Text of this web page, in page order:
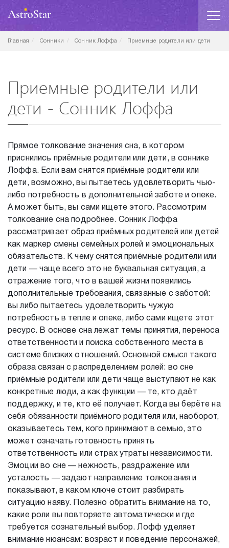
Главная Сонники Сонник Лоффа Приемные родители или дети
Приемные родители или
дети - Сонник Лоффа
Прямое толкование значения сна, в котором
приснились приёмные родители или дети, в соннике
Лоффа. Если вам снятся приёмные родители или
дети, возможно, вы пытаетесь удовлетворить чью-
либо потребность в дополнительной заботе и опеке.
А может быть, вы сами ищете этого. Рассмотрим
толкование сна подробнее. Сонник Лоффа
рассматривает образ приёмных родителей или детей
как маркер смены семейных ролей и эмоциональных
обязательств. К чему снятся приёмные родители или
дети — чаще всего это не буквальная ситуация, а
отражение того, что в вашей жизни появились
дополнительные требования, связанные с заботой:
вы либо пытаетесь удовлетворить чужую
потребность в тепле и опеке, либо сами ищете этот
ресурс. В основе сна лежат темы принятия, переноса
ответственности и поиска собственного места в
системе близких отношений. Основной смысл такого
образа связан с распределением ролей: во сне
приёмные родители или дети чаще выступают не как
конкретные люди, а как функции — те, кто даёт
поддержку, и те, кто её получает. Когда вы берёте на
себя обязанности приёмного родителя или, наоборот,
оказываетесь тем, кого принимают в семью, это
может означать готовность принять
ответственность или страх утраты независимости.
Эмоции во сне — нежность, раздражение или
усталость — задают направление толкования и
показывают, в каком ключе стоит разбирать
ситуацию наяву. Полезно обратить внимание на то,
какие роли вы повторяете автоматически и где
требуется сознательный выбор. Лофф уделяет
внимание нюансам: возраст и поведение персонажей,